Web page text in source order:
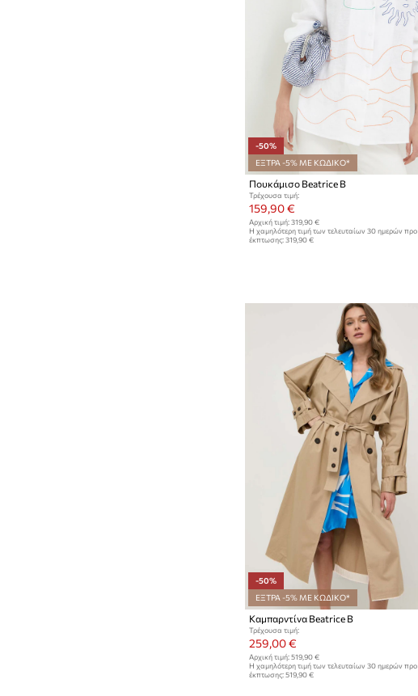
-50%
ΕΞΤΡΑ -5% ΜΕ ΚΩΔΙΚΟ*
Πουκάμισο Beatrice B
Τρέχουσα τιμή:
159,90 €
Αρχική τιμή: 319,90 €
Η χαμηλότερη τιμή των τελευταίων 30 ημερών προ
έκπτωσης: 319,90 €
-50%
ΕΞΤΡΑ -5% ΜΕ ΚΩΔΙΚΟ*
Καμπαρντίνα Beatrice B
Τρέχουσα τιμή:
259,00 €
Αρχική τιμή: 519,90 €
Η χαμηλότερη τιμή των τελευταίων 30 ημερών προ
έκπτωσης: 519,90 €